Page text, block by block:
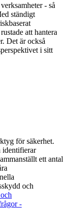
- så
ständigt
att hantera
Det är också
i sitt
för säkerhet.
identifierar
ett antal
och
-